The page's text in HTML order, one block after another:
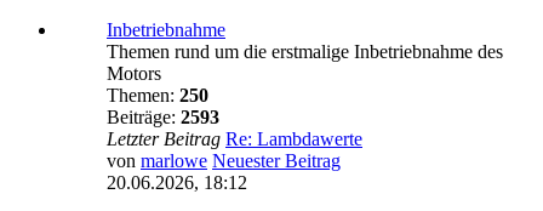
Inbetriebnahme
Themen rund um die erstmalige Inbetriebnahme des
Motors
Themen: 250
Beiträge: 2593
Letzter Beitrag Re: Lambdawerte
von marlowe Neuester Beitrag
20.06.2026, 18:12